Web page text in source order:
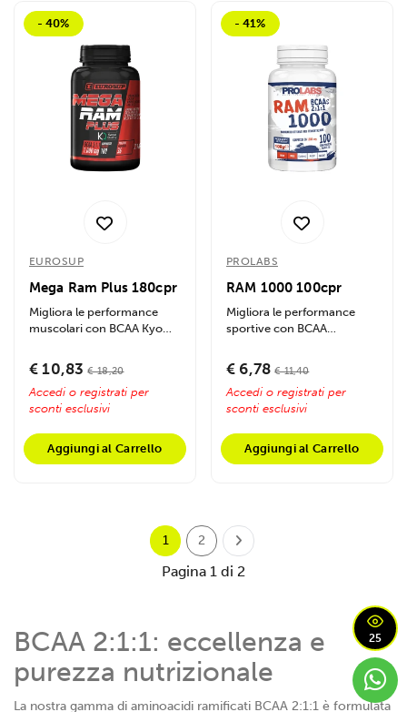
- 40%
EUROSUP
Mega Ram Plus 180cpr
Migliora le performance
muscolari con BCAA Kyowa
€ 10,83 € 18,20
Accedi o registrati per
sconti esclusivi
Aggiungi al Carrello
- 41%
PROLABS
RAM 1000 100cpr
Migliora le performance
sportive con BCAA
energia e...
€ 6,78 € 11,40
Accedi o registrati per
sconti esclusivi
Aggiungi al Carrello
1 2
Pagina 1 di 2
BCAA 2:1:1: eccellenza e
purezza nutrizionale
La nostra gamma di aminoacidi ramificati BCAA 2:1:1 è formulata
25